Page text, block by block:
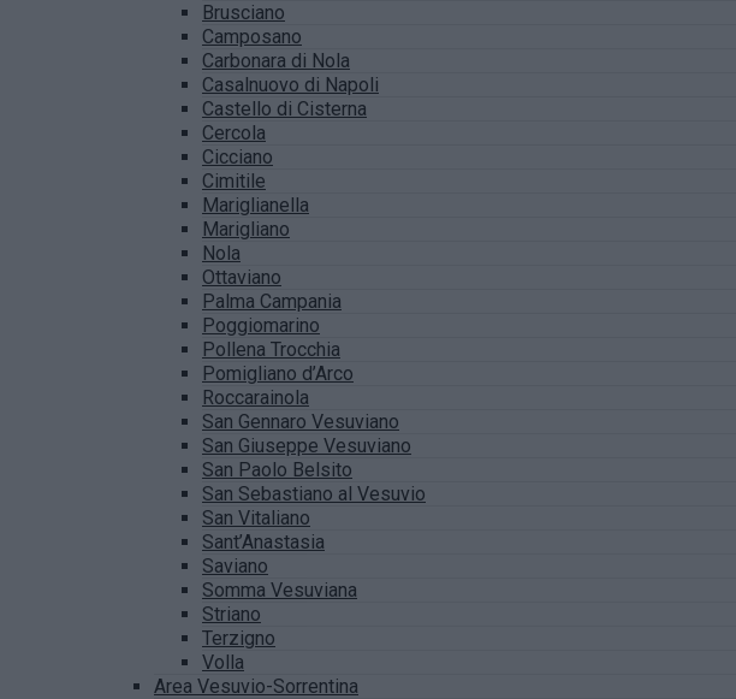
Brusciano
Camposano
Carbonara di Nola
Casalnuovo di Napoli
Castello di Cisterna
Cercola
Cicciano
Cimitile
Mariglianella
Marigliano
Nola
Ottaviano
Palma Campania
Poggiomarino
Pollena Trocchia
Pomigliano d’Arco
Roccarainola
San Gennaro Vesuviano
San Giuseppe Vesuviano
San Paolo Belsito
San Sebastiano al Vesuvio
San Vitaliano
Sant’Anastasia
Saviano
Somma Vesuviana
Striano
Terzigno
Volla
Area Vesuvio-Sorrentina